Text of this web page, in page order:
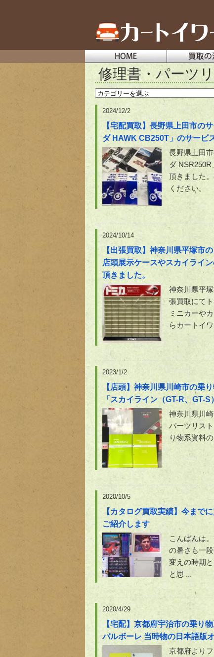
修理書・パーツ
2024/12/2
【宅配買取】長野県上田市の
ダ HAWK CB250T」のサービ
長野県上田
ダ
頂きました
ください。
2024/10/14
【出張買取】神奈川県平塚市
店頭展示ケースやスカイライ
頂きました。
神奈川県平
張買取にて
ミニカーや
らカートイ
2023/1/2
【店頭】神奈川県川崎市の乗
「スカイライン（GT-R、GT-S
神奈川県川
パーツリス
り物系資料
2020/10/5
【カタログ買取実績】今まで
ご紹介します
こんばんは
の暑さも一
変えの時期
と思 ...
2020/4/29
【宅配】京都府宇治市の乗り
バルボーレ 当時物の日本語版
京都府より